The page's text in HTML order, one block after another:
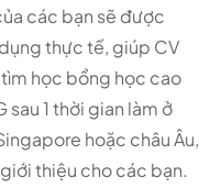
các bạn sẽ được
thực tế, giúp CV
học bổng học cao
1 thời gian làm ở
hoặc châu Âu,
thiệu cho các bạn.